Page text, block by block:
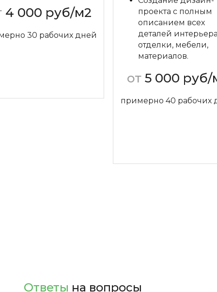
4 000 руб/м2
30 рабочих дней
проекта с полным
описанием всех
деталей
отделки, мебели,
материалов.
от 5 000 руб/
примерно 40 рабочих
Ответы на вопросы